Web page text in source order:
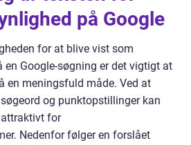
på Google
for at blive vist som
en Google-søgning er det vigtigt at
en meningsfuld måde. Ved at
og punktopstillinger kan
for
Nedenfor følger en forslået